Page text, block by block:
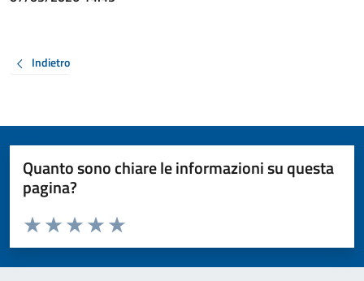
Indietro
Quanto sono chiare le informazioni su questa
pagina?
Valuta da 1 a 5 stelle la pagina
Valuta 5 stelle su 5
Valuta 4 stelle su 5
Valuta 3 stelle su 5
Valuta 2 stelle su 5
Valuta 1 stelle su 5